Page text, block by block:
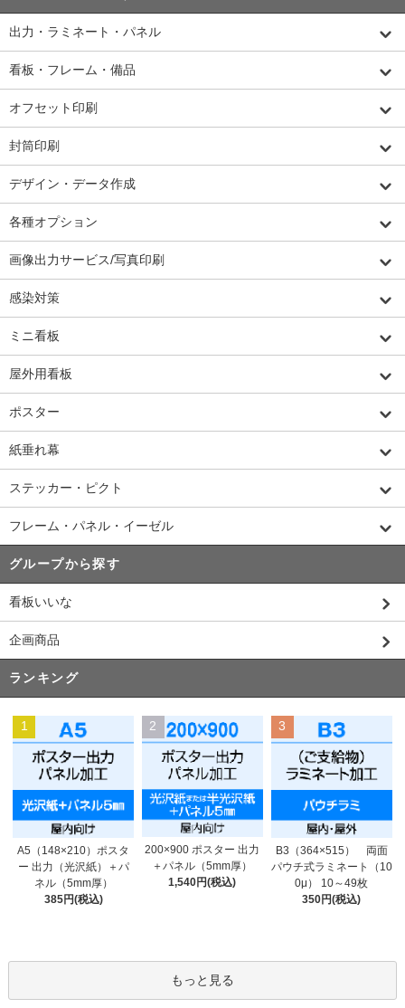
出力・ラミネート・パネル
看板・フレーム・備品
オフセット印刷
封筒印刷
デザイン・データ作成
各種オプション
画像出力サービス/写真印刷
感染対策
ミニ看板
屋外用看板
ポスター
紙垂れ幕
ステッカー・ピクト
フレーム・パネル・イーゼル
グループから探す
看板いいな
企画商品
ランキング
1
A5（148×210）ポスタ
ー 出力（光沢紙）＋パ
ネル（5mm厚）
385円(税込)
2
200×900 ポスター 出力
＋パネル（5mm厚）
1,540円(税込)
3
B3（364×515） 両面
パウチ式ラミネート（10
0μ） 10～49枚
350円(税込)
もっと見る